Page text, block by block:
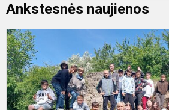
Ankstesnės naujienos